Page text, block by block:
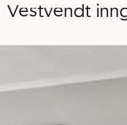
Vestvendt